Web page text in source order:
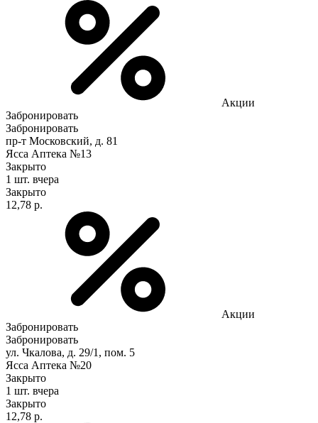
Акции
Забронировать
Забронировать
пр-т Московский, д. 81
Ясса Аптека №13
Закрыто
1 шт. вчера
Закрыто
12,78 р.
Акции
Забронировать
Забронировать
ул. Чкалова, д. 29/1, пом. 5
Ясса Аптека №20
Закрыто
1 шт. вчера
Закрыто
12,78 р.